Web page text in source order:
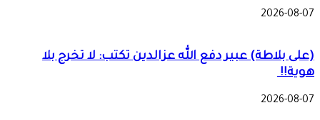
2026-08-07
(على بلاطة) عبير دفع الله عزالدين تكتب: لا تخرج بلا
هوية!!
2026-08-07